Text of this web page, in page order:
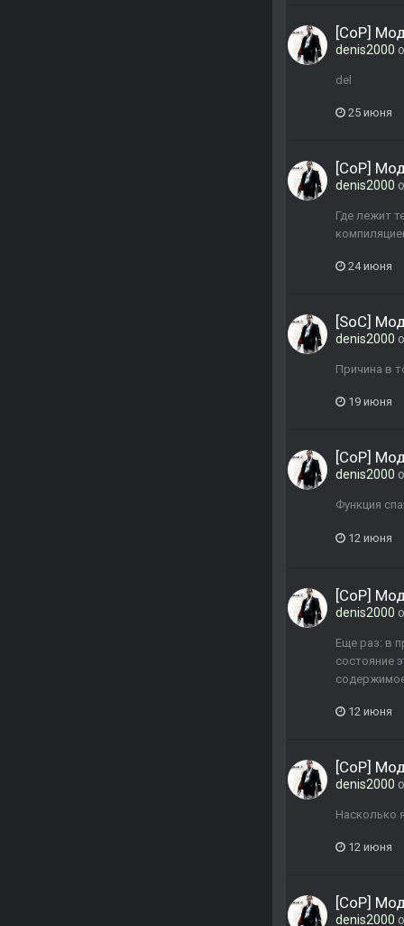
[CoP]
denis2000
del
25 июня
[CoP]
denis2000
Где лежит
24 июня
[SoC]
denis2000
Причина в
19 июня
[CoP]
denis2000
Функция
12 июня
[CoP]
denis2000
Еще раз: в
состояние
12 июня
[CoP]
denis2000
Насколько
12 июня
[CoP]
denis2000